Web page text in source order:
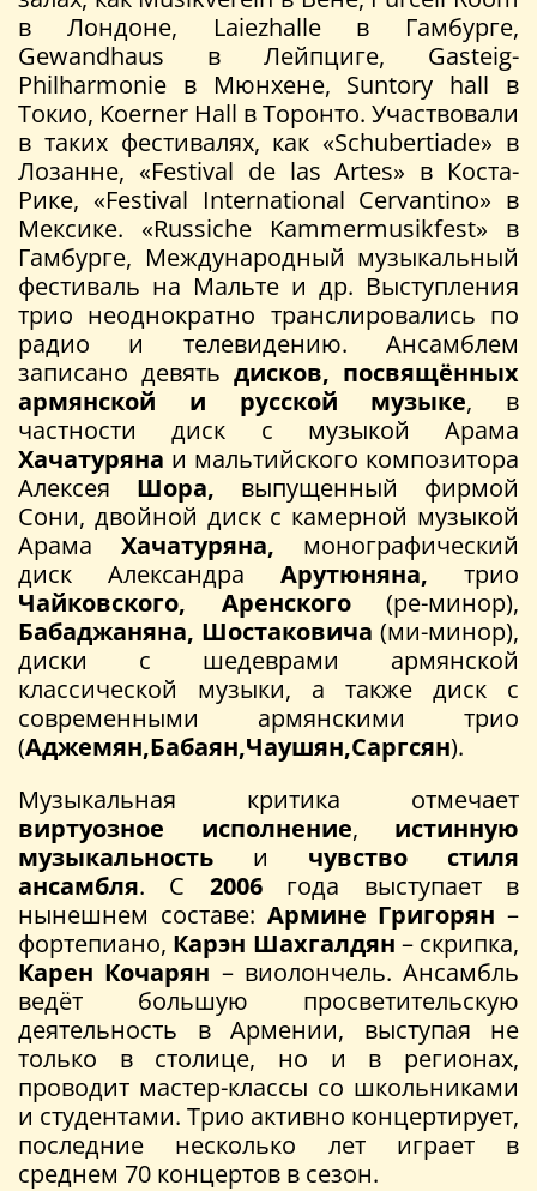
в Лондоне, Laiezhalle в Гамбурге,
Gewandhaus в Лейпциге, Gasteig-
Philharmonie в Мюнхене, Suntory hall в
Токио, Koerner Hall в Торонто. Участвовали
в таких фестивалях, как «Schubertiade» в
Лозанне, «Festival de las Artes» в Коста-
Рике, «Festival International Cervantino» в
Мексике. «Russiche Kammermusikfest» в
Гамбурге, Международный музыкальный
фестиваль на Мальте и др. Выступления
трио неоднократно транслировались по
радио и телевидению. Ансамблем
записано девять дисков, посвящённых
армянской
и русской музыке, в
частности диск с музыкой Арама
Хачатуряна и мальтийского композитора
Алексея Шора, выпущенный фирмой
Сони, двойной диск с камерной музыкой
Арама Хачатуряна, монографический
диск Александра Арутюняна, трио
Чайковского, Аренского(ре-минор),
Бабаджаняна, Шостаковича (ми-минор),
диски с шедеврами армянской
классической музыки, а также диск с
современными армянскими трио
(Аджемян,Бабаян,Чаушян,Саргсян).
Музыкальная критика отмечает
виртуозное исполнение, истинную
музыкальность и чувство стиля
ансамбля. С 2006года выступает в
нынешнем составе: Армине Григорян –
фортепиано, Карэн Шахгалдян – скрипка,
Карен Кочарян – виолончель. Ансамбль
ведёт большую просветительскую
деятельность в Армении, выступая не
только в столице, но и в регионах,
проводит мастер-классы со школьниками
и студентами. Трио активно концертирует,
последние несколько лет играет в
среднем 70 концертов в сезон.